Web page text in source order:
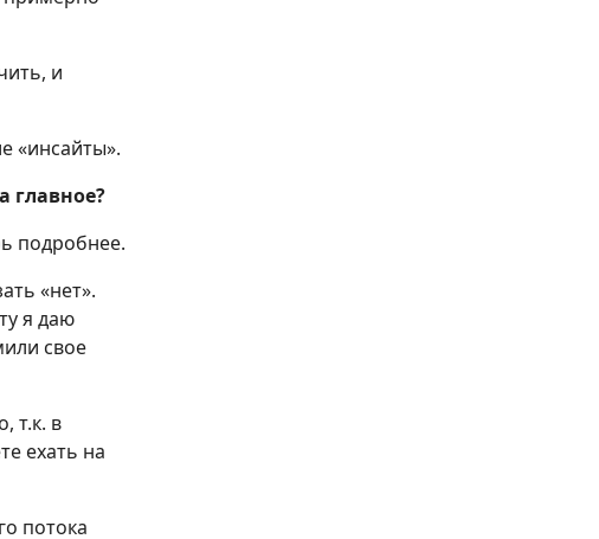
и
«инсайты».
главное?
подробнее.
«нет».
я даю
свое
т.к. в
ехать на
потока